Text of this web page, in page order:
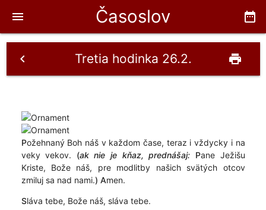
Časoslov date_range
menu
Tretia hodinka 26.2.
chevron_left print
Požehnaný Boh náš v každom čase, teraz i vždycky i na
veky vekov. (ak nie je kňaz, prednášaj: Pane Ježišu
Kriste, Bože náš, pre modlitby našich svätých otcov
zmiluj sa nad nami.) Amen.
Sláva tebe, Bože náš, sláva tebe.